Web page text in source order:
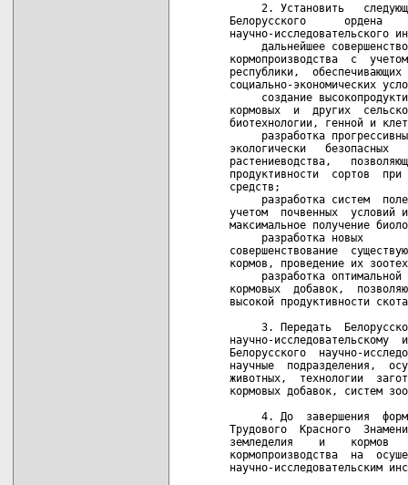
2. Установить
Белорусского      ордена
научно-исследовательского
дальнейшее
кормопроизводства  с
республики,
социально-экономических
создание
кормовых  и  других
биотехнологии, генной и
разработка
экологически   безопасных
растениеводства,
продуктивности  сортов
средств;
разработка систем
учетом  почвенных  условий
максимальное получение
разработка новых
совершенствование
кормов, проведение их
разработка оптимальной
кормовых  добавок,
высокой продуктивности
3. Передать
научно-исследовательскому
Белорусского  научно-
научные  подразделения,
животных,  технологии
кормовых добавок, систем
4. До  завершения
Трудового  Красного
земледелия    и    кормов
кормопроизводства  на
научно-исследовательским